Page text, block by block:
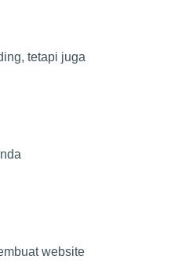
tetapi juga
website